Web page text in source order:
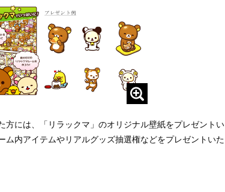
には、「リラックマ」のオリジナル壁紙をプレゼントい
内アイテムやリアルグッズ抽選権などをプレゼントいた